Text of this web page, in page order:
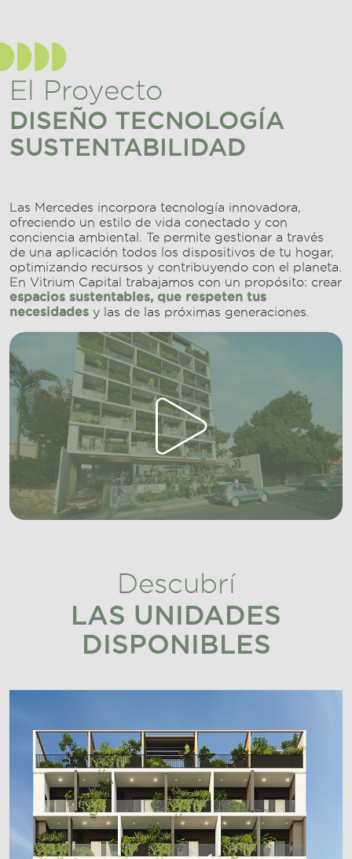
El Proyecto
DISEÑO TECNOLOGÍA
SUSTENTABILIDAD
Las Mercedes incorpora tecnología innovadora,
ofreciendo un estilo de vida conectado y con
conciencia ambiental. Te permite gestionar a través
de una aplicación todos los dispositivos de tu hogar,
optimizando recursos y contribuyendo con el planeta.
En Vitrium Capital trabajamos con un propósito: crear
espacios sustentables, que respeten tus
necesidades y las de las próximas generaciones.
Descubrí
LAS UNIDADES
DISPONIBLES